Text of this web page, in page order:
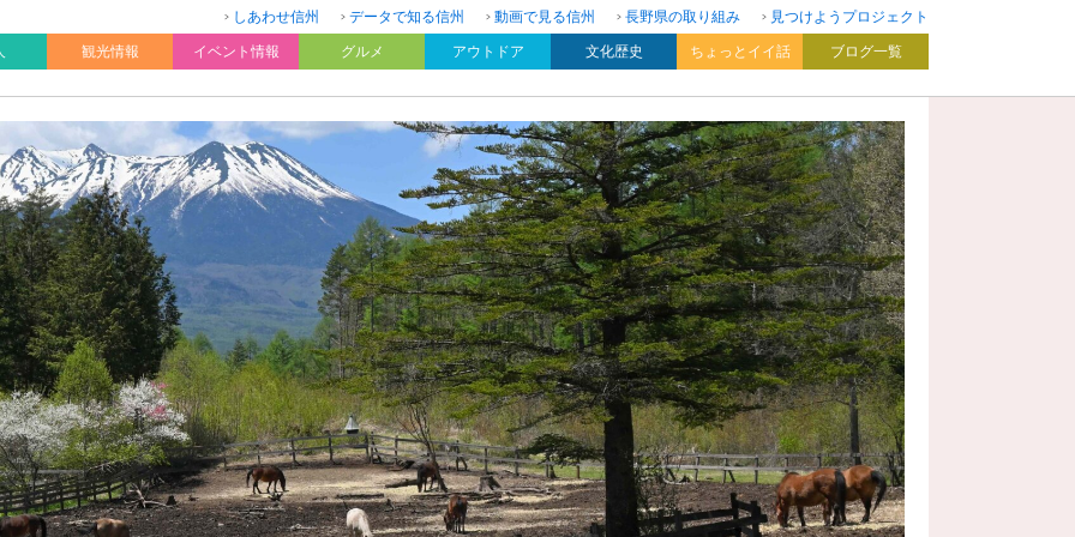
しあわせ信州 データで知る信州 動画で見る信州 長野県の取り組み
見つけようプロジェクト
観光情報 イベント情報 グルメ アウトドア 文化歴史 ちょっとイイ話 ブログ一覧